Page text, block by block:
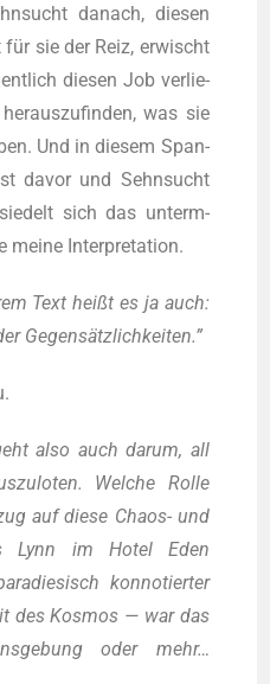
danach, die­sen
sie der Reiz, erwischt
die­sen Job ver­lie­
was sie
Und in die­sem Span­
davor und Sehn­sucht
sich das unterm-
mei­ne Interpretation.
Text heißt es ja auch:
Gegensätzlichkeiten.”
also auch dar­um, all
Wel­che Rol­le
auf die­se Cha­os- und
Lynn im Hotel Eden
kon­no­tier­ter
des Kos­mos — war das
oder mehr…